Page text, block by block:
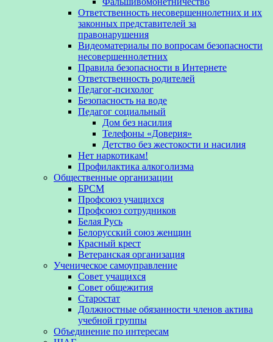
Ответственность несовершеннолетних и их
законных представителей за
правонарушения
Видеоматериалы по вопросам безопасности
несовершеннолетних
Правила безопасности в Интернете
Ответственность родителей
Педагог-психолог
Безопасность на воде
Педагог социальный
Дом без насилия
Телефоны «Доверия»
Детство без жестокости и насилия
Нет наркотикам!
Профилактика алкоголизма
Общественные организации
БРСМ
Профсоюз учащихся
Профсоюз сотрудников
Белая Русь
Белорусский союз женщин
Красный крест
Ветеранская организация
Ученическое самоуправление
Совет учащихся
Совет общежития
Старостат
Должностные обязанности членов актива
учебной группы
Объединение по интересам